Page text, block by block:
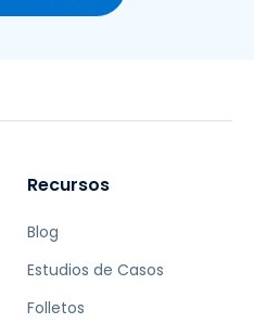
Recursos
Blog
Estudios de Casos
Folletos